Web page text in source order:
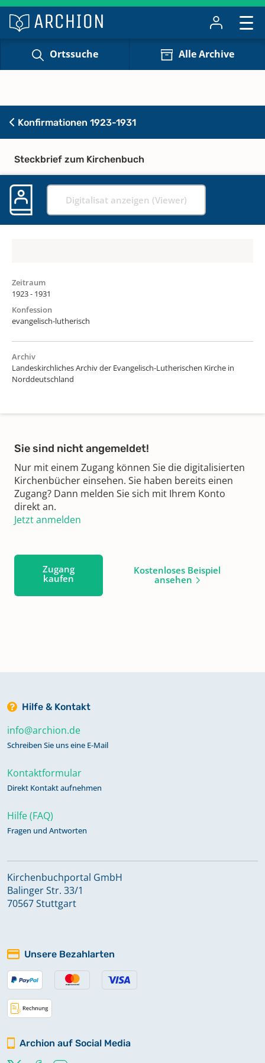
Ortssuche Alle Archive
Konfirmationen 1923-1931
Steckbrief zum Kirchenbuch
Digitalisat anzeigen (Viewer)
Zeitraum
1923 - 1931
Konfession
evangelisch-lutherisch
Archiv
Landeskirchliches Archiv der Evangelisch-Lutherischen Kirche in
Norddeutschland
Sie sind nicht angemeldet!
Nur mit einem Zugang können Sie die digitalisierten
Kirchenbücher einsehen. Sie haben bereits einen
Zugang? Dann melden Sie sich mit Ihrem Konto
direkt an.
Jetzt anmelden
Zugang
kaufen
Kostenloses Beispiel
ansehen
Hilfe & Kontakt
info@archion.de
Schreiben Sie uns eine E-Mail
Kontaktformular
Direkt Kontakt aufnehmen
Hilfe (FAQ)
Fragen und Antworten
Kirchenbuchportal GmbH
Balinger Str. 33/1
70567 Stuttgart
Unsere Bezahlarten
Archion auf Social Media